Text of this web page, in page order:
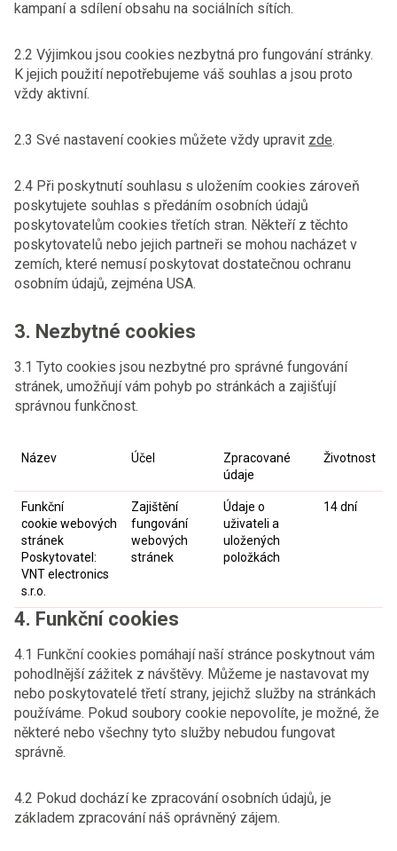
kampaní a sdílení obsahu na sociálních sítích.
2.2 Výjimkou jsou cookies nezbytná pro fungování stránky.
K jejich použití nepotřebujeme váš souhlas a jsou proto
vždy aktivní.
2.3 Své nastavení cookies můžete vždy upravit zde.
2.4 Při poskytnutí souhlasu s uložením cookies zároveň
poskytujete souhlas s předáním osobních údajů
poskytovatelům cookies třetích stran. Někteří z těchto
poskytovatelů nebo jejich partneři se mohou nacházet v
zemích, které nemusí poskytovat dostatečnou ochranu
osobním údajů, zejména USA.
3. Nezbytné cookies
3.1 Tyto cookies jsou nezbytné pro správné fungování
stránek, umožňují vám pohyb po stránkách a zajišťují
správnou funkčnost.
Název Účel
Zpracované
údaje
Životnost
Funkční
cookie webových
stránek
Poskytovatel:
VNT electronics
s.r.o.
Zajištění
fungování
webových
stránek
Údaje o
uživateli a
uložených
položkách
14 dní
4. Funkční cookies
4.1 Funkční cookies pomáhají naší stránce poskytnout vám
pohodlnější zážitek z návštěvy. Můžeme je nastavovat my
nebo poskytovatelé třetí strany, jejichž služby na stránkách
používáme. Pokud soubory cookie nepovolíte, je možné, že
některé nebo všechny tyto služby nebudou fungovat
správně.
4.2 Pokud dochází ke zpracování osobních údajů, je
základem zpracování náš oprávněný zájem.